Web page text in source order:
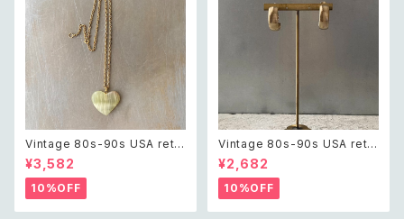
Vintage 80s-90s USA retr
o green glass heart charm
necklace レトロ アメリカ ヴィ
ンテージ アクセサリー グリーン
緑 ガラス ハート チャーム ネッ
クレス
¥3,582
10%OFF
Vintage 80s-90s USA retr
o textured hoop earring レ
トロ アメリカ ヴィンテージ アク
セサリー テクスチャード ゴール
ド フープ イヤリング
¥2,682
10%OFF